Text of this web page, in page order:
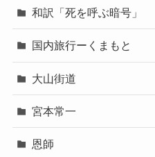
和訳「死を呼ぶ暗号」
国内旅行ーくまもと
大山街道
宮本常一
恩師